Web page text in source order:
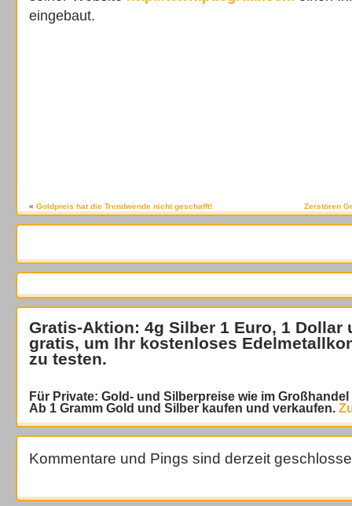
eingebaut.
« Goldpreis hat die Trendwende nicht geschafft! Zerstören
Gratis-Aktion: 4g Silber 1 Euro, 1 Dollar
gratis, um Ihr kostenloses
zu testen.
Für Private: Gold- und Silberpreise wie im
Ab 1 Gramm Gold und Silber kaufen und verkaufen.
Kommentare und Pings sind derzeit